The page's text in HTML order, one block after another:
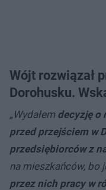
Wójt rozwiązał
Dorohusku.
„Wydałem decyzję o
przed przejściem w
przedsiębiorców z
na mieszkańców, bo
przez nich pracy w